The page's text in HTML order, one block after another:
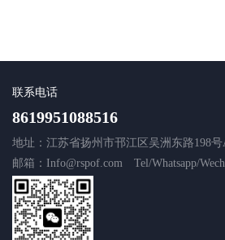
联系电话
8619951088516
地址：江苏省扬州市邗江区吴洲东路198号
邮箱：Info@rspof.com
Tel/Whatsapp/